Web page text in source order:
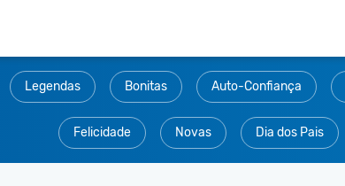
Legendas Bonitas Auto-Confiança
Felicidade Novas Dia dos Pais